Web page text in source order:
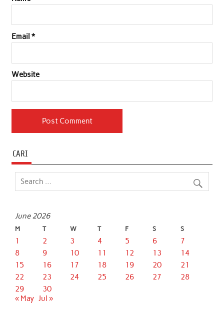
Email *
Website
CARI
June 2026
M T W T F S S
1 2 3 4 5 6
7
8
9 10 11 12 13
14
15
16 17 18 19 20
21
22
23 24 25 26 27
28
29
30
« May Jul »